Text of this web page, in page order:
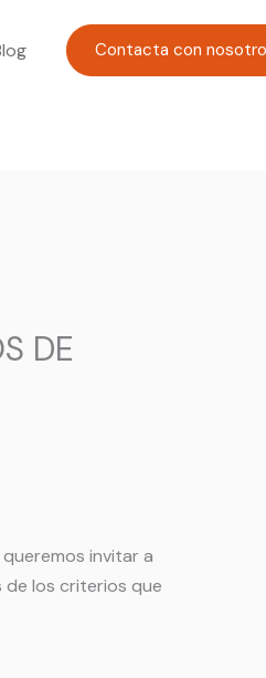
Contacta con
DE
invitar a
de los criterios que